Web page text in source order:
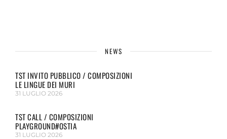
NEWS
TST INVITO PUBBLICO / COMPOSIZIONI
LE LINGUE DEI MURI
31 LUGLIO 2026
TST CALL / COMPOSIZIONI
PLAYGROUND#OSTIA
31 LUGLIO 2026